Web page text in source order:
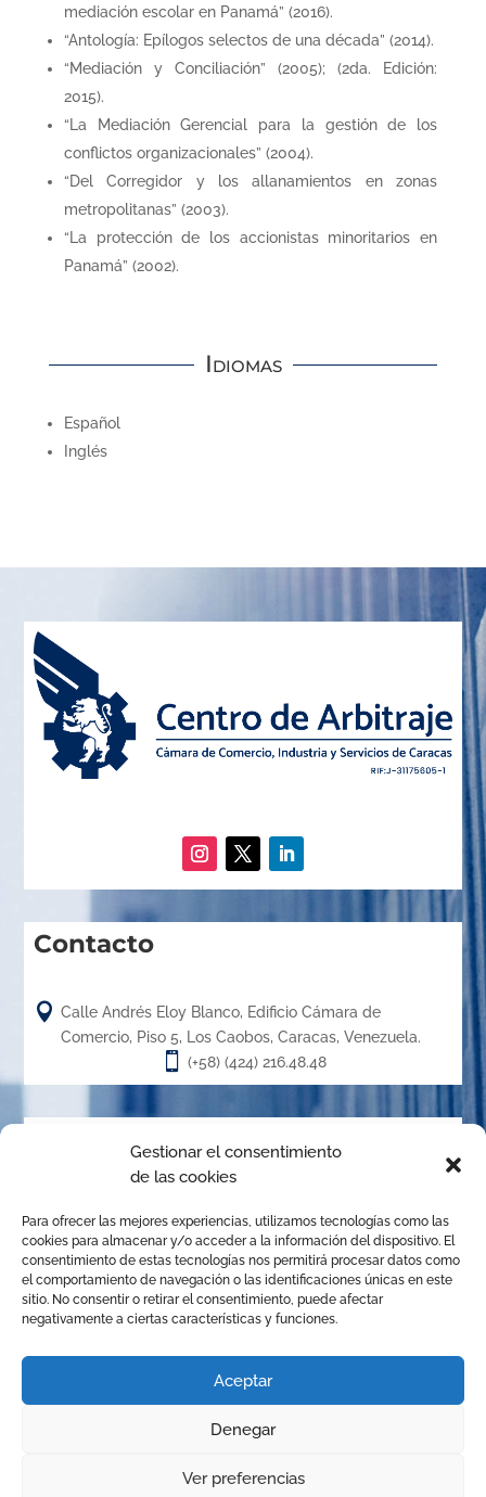
Gestionar el consentimiento
de las cookies
Para ofrecer las mejores experiencias, utilizamos tecnologías como las
cookies para almacenar y/o acceder a la información del dispositivo. El
consentimiento de estas tecnologías nos permitirá procesar datos como
el comportamiento de navegación o las identificaciones únicas en este
sitio. No consentir o retirar el consentimiento, puede afectar
negativamente a ciertas características y funciones.
Aceptar
Denegar
Ver preferencias
mediación escolar en Panamá” (2016).
“Antología: Epílogos selectos de una década” (2014).
“Mediación y Conciliación” (2005); (2da. Edición:
2015).
“La Mediación Gerencial para la gestión de los
conflictos organizacionales” (2004).
“Del Corregidor y los allanamientos en zonas
metropolitanas” (2003).
“La protección de los accionistas minoritarios en
Panamá” (2002).
Idiomas
Español
Inglés
Contacto
 Calle Andrés Eloy Blanco, Edificio Cámara de
Comercio, Piso 5, Los Caobos, Caracas, Venezuela.
 (+58) (424) 216.48.48
Acerca de
creado en el año 1.989, es un órgano de la Cámara de
Comercio, Industria y Servicios de Caracas, organizado de
conformidad con las disposiciones de la Ley de Arbitraje
Comercial para promover la solución de conflictos
cualquier otro mecanismo alternativo de solución de
reservados | Diseñado porJhonGuevara